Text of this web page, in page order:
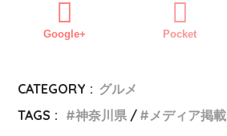
Google+ Pocket
CATEGORY : グルメ
TAGS :
神奈川県 メディア掲載